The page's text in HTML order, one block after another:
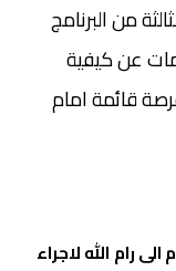
من البرنامج
عن كيفية
قائمة امام
رام الله لاجراء